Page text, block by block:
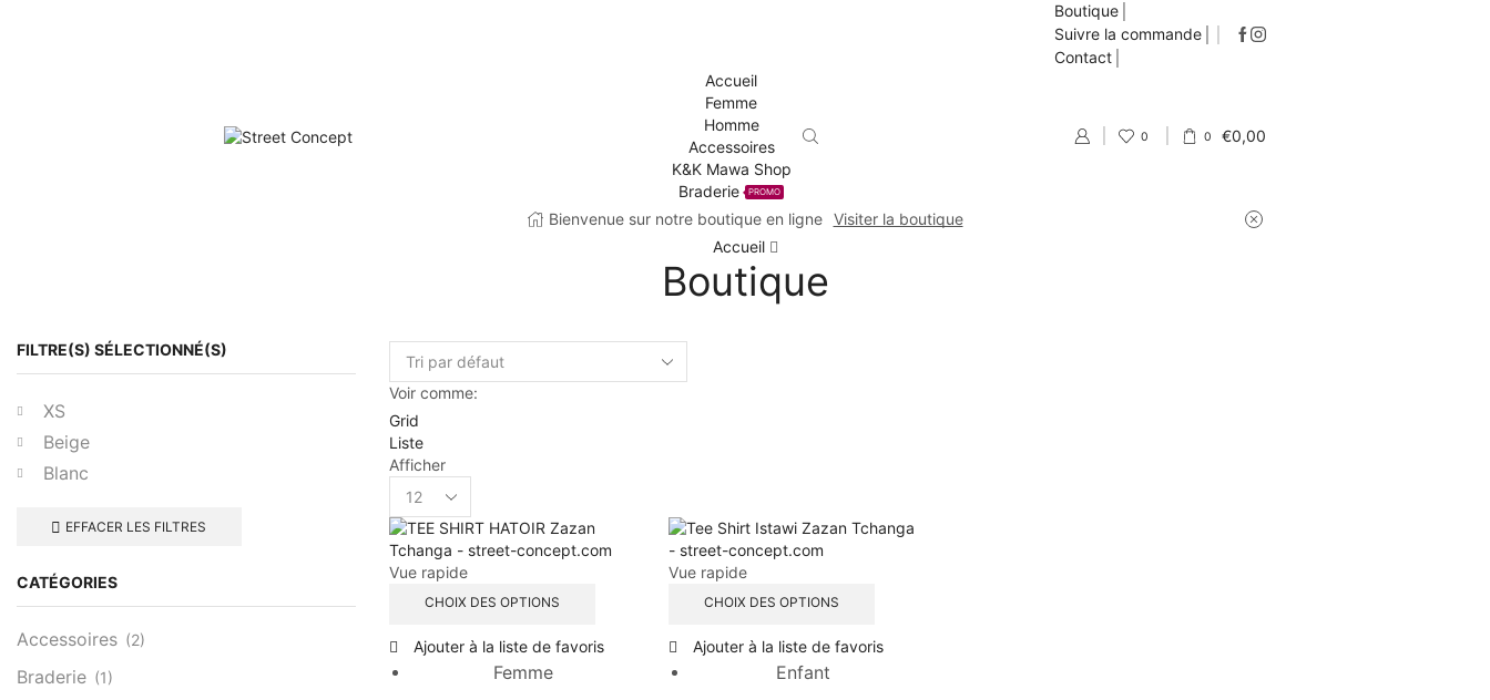
Boutique
Suivre la commande
Contact
Accueil
Femme
Homme
Accessoires
K&K Mawa Shop
Braderie
PROMO
0 0 €0,00
Bienvenue sur notre boutique en ligne
Visiter la boutique
Accueil
Boutique
Voir comme:
Grid
Liste
Afficher
per
page
Vue rapide
CHOIX DES OPTIONS
Ajouter à la liste de favoris
Femme
Vue rapide
CHOIX DES OPTIONS
Ajouter à la liste de favoris
Enfant
FILTRE(S) SÉLECTIONNÉ(S)
XS
Beige
Blanc
EFFACER LES FILTRES
CATÉGORIES
Accessoires (2)
Braderie (1)